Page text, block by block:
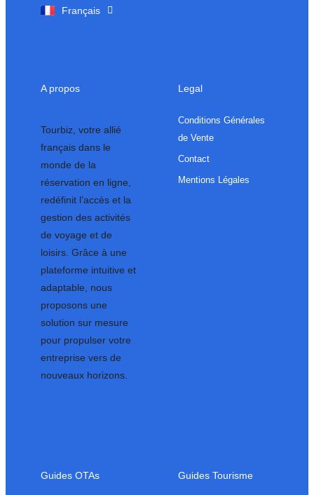
Français
English
A propos
Tourbiz, votre allié
français dans le
monde de la
réservation en ligne,
redéfinit l’accès et la
gestion des activités
de voyage et de
loisirs. Grâce à une
plateforme intuitive et
adaptable, nous
proposons une
solution sur mesure
pour propulser votre
entreprise vers de
nouveaux horizons.
Legal
Conditions Générales
de Vente
Contact
Mentions Légales
Guides OTAs Guides Tourisme